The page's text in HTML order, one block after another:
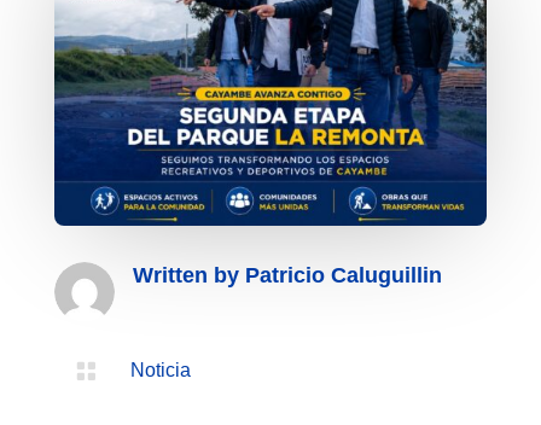
Written by Patricio Caluguillin
 Noticia